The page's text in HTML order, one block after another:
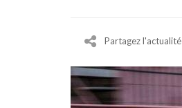
Partagez l'actualité